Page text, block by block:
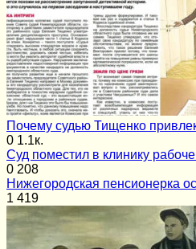
Почему судью Тищенко
0 1.1к.
Суд поместил в клинику
0 208
Нижегородская пенсионерка
1 419